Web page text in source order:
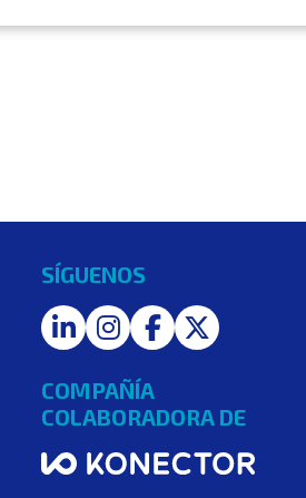
SÍGUENOS
LinkedInInstagram
FacebookTwitter
COMPAÑÍA
COLABORADORA DE